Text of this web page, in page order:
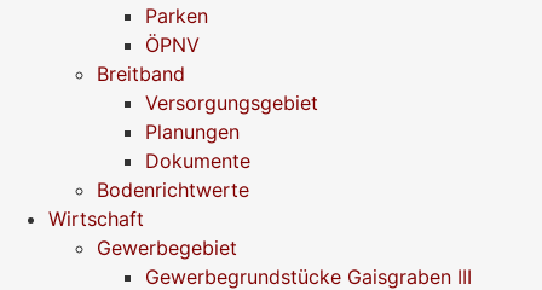
Parken
ÖPNV
Breitband
Versorgungsgebiet
Planungen
Dokumente
Bodenrichtwerte
Wirtschaft
Gewerbegebiet
Gewerbegrundstücke Gaisgraben III